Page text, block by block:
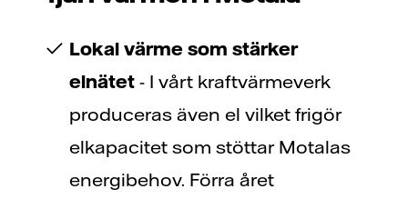
Lokal värme som stärker
elnätet - I vårt kraftvärmeverk
produceras även el vilket frigör
elkapacitet som stöttar Motalas
energibehov. Förra året